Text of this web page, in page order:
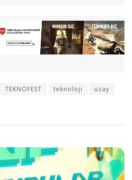
TEKNOFEST teknoloji uzay